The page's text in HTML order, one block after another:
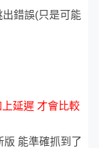
錯誤(只是可能
延遲 才會比較
版 能準確抓到了